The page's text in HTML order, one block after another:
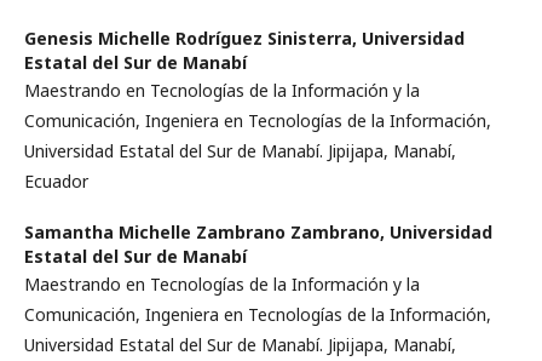
Genesis Michelle Rodríguez Sinisterra, Universidad
Estatal del Sur de Manabí
Maestrando en Tecnologías de la Información y la
Comunicación, Ingeniera en Tecnologías de la Información,
Universidad Estatal del Sur de Manabí. Jipijapa, Manabí,
Ecuador
Samantha Michelle Zambrano Zambrano, Universidad
Estatal del Sur de Manabí
Maestrando en Tecnologías de la Información y la
Comunicación, Ingeniera en Tecnologías de la Información,
Universidad Estatal del Sur de Manabí. Jipijapa, Manabí,